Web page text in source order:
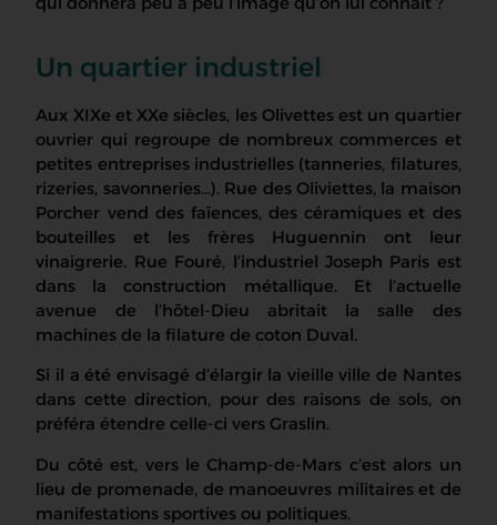
Un quartier industriel
Aux XIXe et XXe siècles, les Olivettes est un quartier
ouvrier qui regroupe de nombreux commerces et
petites entreprises industrielles (tanneries, filatures,
rizeries, savonneries…). Rue des Oliviettes, la maison
Porcher vend des faïences, des céramiques et des
bouteilles et les frères Huguennin ont leur
vinaigrerie. Rue Fouré, l’industriel Joseph Paris est
dans la construction métallique. Et l’actuelle
avenue de l’hôtel-Dieu abritait la salle des
machines de la filature de coton Duval.
Si il a été envisagé d’élargir la vieille ville de Nantes
dans cette direction, pour des raisons de sols, on
préféra étendre celle-ci vers Graslin.
Du côté est, vers le Champ-de-Mars c’est alors un
lieu de promenade, de manoeuvres militaires et de
manifestations sportives ou politiques.